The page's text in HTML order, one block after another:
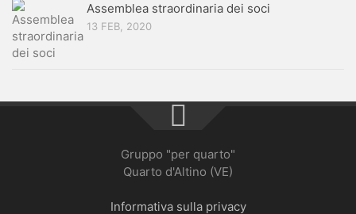
Assemblea straordinaria dei soci
13 FEB, 2020
Gruppo "per quarto"
Quarto d'Altino (VE)
Informativa sulla privacy